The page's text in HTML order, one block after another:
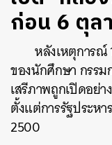
ก่อน 6 ตุล
หลังเหตุการณ์
ของนักศึกษา กรรม
เสรีภาพถูกเปิดอย่
ตั้งแต่การรัฐประห
2500